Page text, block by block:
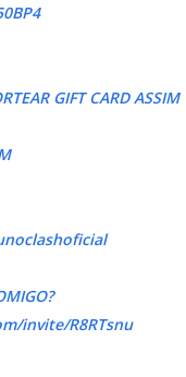
GIFT CARD ASSIM
invite/R8RTsnu